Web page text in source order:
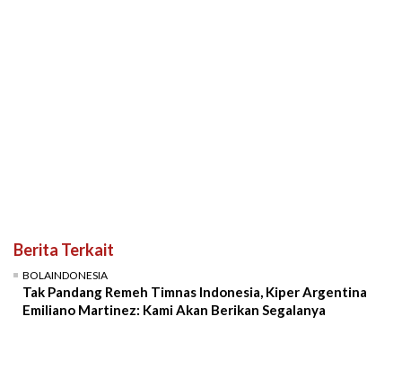
Berita Terkait
BOLAINDONESIA
Tak Pandang Remeh Timnas Indonesia, Kiper Argentina
Emiliano Martinez: Kami Akan Berikan Segalanya